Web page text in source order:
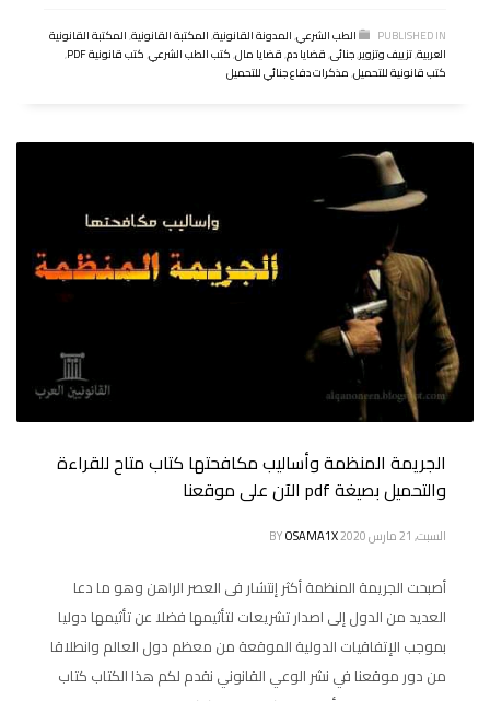
PUBLISHED IN الطب الشرعي,المدونة القانونية,المكتبة القانونية,المكتبة القانونية
العربية,تزييف وتزوير,جنائى,قضايا دم,قضايا مال,كتب الطب الشرعي,كتب قانونية PDF
,
كتب قانونية للتحميل,مذكرات دفاع جنائي للتحميل
الجريمة المنظمة وأساليب مكافحتها كتاب متاح للقراءة
والتحميل بصيغة pdf الآن على موقعنا
السبت, 21 مارس 2020 BYOSAMA1X
أصبحت الجريمة المنظمة أكثر إنتشار فى العصر الراهن وهو ما دعا
العديد من الدول إلى اصدار تشريعات لتأثيمها فضلا عن تأثيمها دوليا
بموجب الإتفاقيات الدولية الموقعة من معظم دول العالم وانطلاقا
من دور موقعنا في نشر الوعي القانوني نقدم لكم هذا الكتاب كتاب